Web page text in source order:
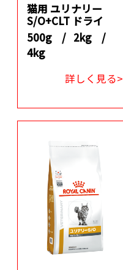
猫用 ユリナリー
S/O+CLT ドライ
500g / 2kg /
4kg
詳しく見る>